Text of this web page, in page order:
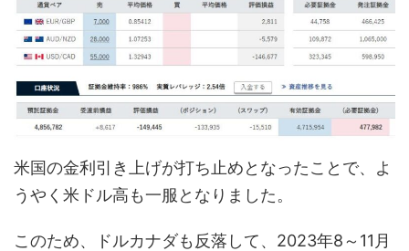
米国の金利引き上げが打ち止めとなったことで、よ
うやく米ドル高も一服となりました。
このため、ドルカナダも反落して、2023年8～11月